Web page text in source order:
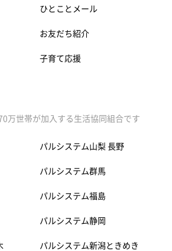
ひとことメール
お友だち紹介
子育て応援
万世帯が加入する生活協同組合です
パルシステム山梨 長野
パルシステム群馬
パルシステム福島
パルシステム静岡
パルシステム新潟ときめき